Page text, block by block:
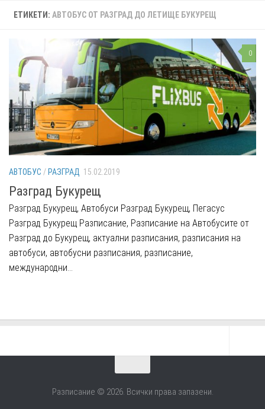
ЕТИКЕТИ: АВТОБУС ОТ РАЗГРАД ДО ЛЕТИЩЕ БУКУРЕЩ
0
АВТОБУС / РАЗГРАД 15.02.2019
Разград Букурещ
Разград Букурещ, Автобуси Разград Букурещ, Пегасус
Разград Букурещ Разписание, Разписание на Автобусите от
Разград до Букурещ, актуални разписания, разписания на
автобуси, автобусни разписания, разписание,
международни...
Разписание © 2026. Всички права запазени.